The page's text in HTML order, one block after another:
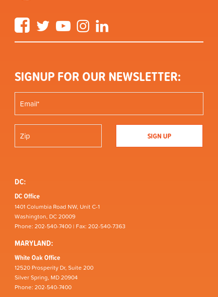
FacebookTwitter YouTube Instagram
SIGNUP FOR OUR NEWSLETTER:
DC:
DC Office
1401 Columbia Road NW, Unit C-1
Washington, DC 20009
Phone: 202-540-7400 | Fax: 202-540-7363
MARYLAND:
White Oak Office
12520 Prosperity Dr, Suite 200
Silver Spring, MD 20904
Phone: 202-540-7400